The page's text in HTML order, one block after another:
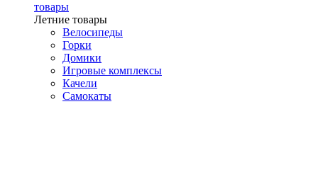
товары
Летние товары
Велосипеды
Горки
Домики
Игровые комплексы
Качели
Самокаты